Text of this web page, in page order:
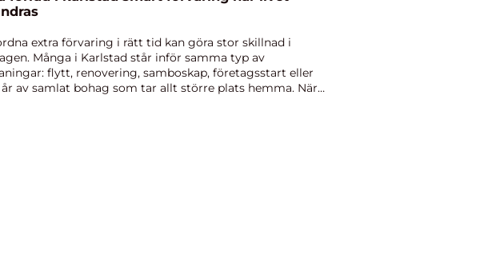
extra förvaring i rätt tid kan göra stor skillnad i
Många i Karlstad står inför samma typ av
flytt, renovering, samboskap, företagsstart eller
år av samlat bohag som tar allt större plats hemma. När